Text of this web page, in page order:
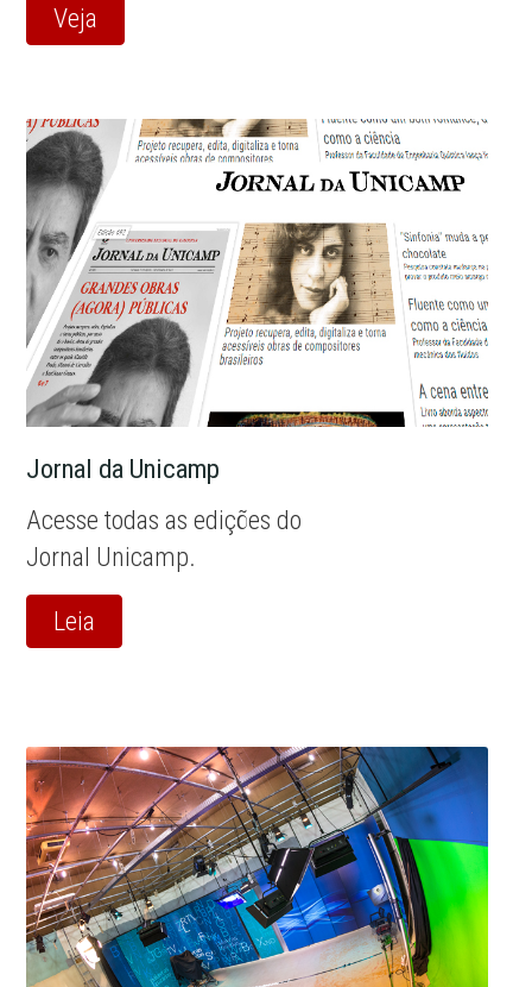
Veja
Jornal da Unicamp
Acesse todas as edições do
Jornal Unicamp.
Leia